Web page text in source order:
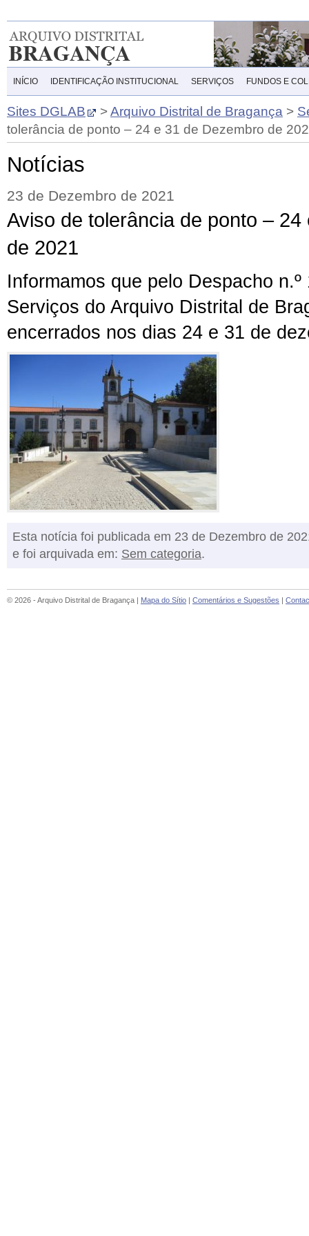
INÍCIO IDENTIFICAÇÃO INSTITUCIONAL SERVIÇOS FUNDOS E
Sites DGLAB >Arquivo Distrital de Bragança >
tolerância de ponto – 24 e 31 de Dezembro de
Notícias
23 de Dezembro de 2021
Aviso de tolerância de ponto –
de 2021
Informamos que pelo Despacho
Serviços do Arquivo Distrital de
encerrados nos dias 24 e 31 de
Esta notícia foi publicada em 23 de Dezembro de
e foi arquivada em: Sem categoria.
© 2026 - Arquivo Distrital de Bragança | Mapa do Sítio | Comentários e Sugestões |